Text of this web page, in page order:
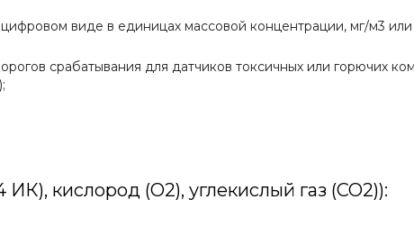
виде в единицах массовой концентрации, мг/м3
срабатывания для датчиков токсичных или горючих
кислород (O2), углекислый газ (CO2)):